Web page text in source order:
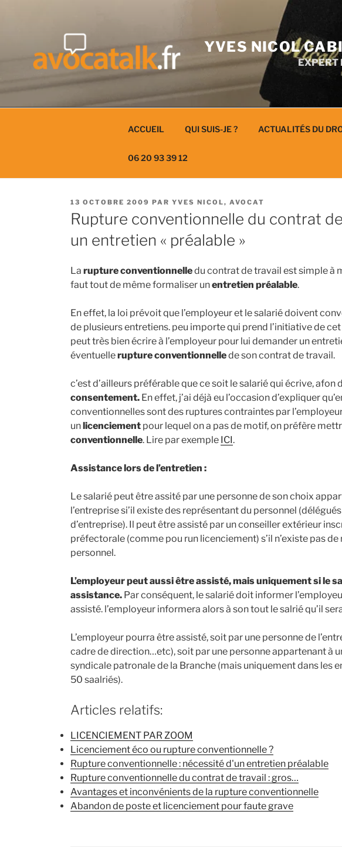
YVES NICOL
EXPERT
ACCUEIL QUI SUIS-JE ? ACTUALITÉS DU
06 20 93 39 12
PUBLIÉ
LE
13 OCTOBRE 2009 PAR YVES NICOL, AVOCAT
Rupture conventionnelle du contrat
un entretien « préalable »
La rupture conventionnelledu contrat de travail est simple à
faut tout de même formaliser unentretien préalable.
En effet, la loi prévoit que l’employeur et le salarié doivent
de plusieurs entretiens. peu importe qui prend l’initiative de
peut très bien écrire à l’employeur pour lui demander un
éventuellerupture conventionnellede son contrat de travail.
c’est d’ailleurs préférable que ce soit le salarié qui écrive, afon
consentement. En effet, j’ai déjà eu l’occasion d’expliquer
conventionnellessont des ruptures contraintes par
un licenciement pour lequel on a pas de motif, on préfère
conventionnelle. Lire par exemple ICI.
Assistance lors de l’entretien :
Le salarié peut être assité par une personne de son choix
l’entreprise si’il existe des représentant du personnel
d’entreprise). Il peut être assisté par un conseiller extérieur
préfectorale (comme pou run licenciement) s’il n’existe pas
personnel.
L’employeur peut aussi être assisté, mais uniquement si le
assistance. Par conséquent, le salarié doit informer
assisté. l’employeur informera alors à son tout le salrié qu’il
L’employeur pourra être assisté, soit par une personne de
cadre de direction…etc), soit par une personne appartenant à
syndicale patronale de la Branche (mais uniquement dans les
50 saalriés).
Articles relatifs:
LICENCIEMENT PAR ZOOM
Licenciement éco ou rupture conventionnelle ?
Rupture conventionnelle : nécessité d'un entretien préalable
Rupture conventionnelle du contrat de travail : gros…
Avantages et inconvénients de la rupture conventionnelle
Abandon de poste et licenciement pour faute grave